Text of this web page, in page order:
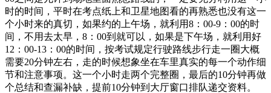
时的时间，平时在考点纸上和卫星地图看的再熟悉也没有这一
个小时来的真切，如果约的上午场，就利用8：00-9：00的时
间，不用去太早，8：00到就可以，如果是下午场，就利用好
12：00-13：00的时间，按考试规定行驶路线步行走一圈大概
需要20分钟左右，走的时候想象坐在车里真实的每一个动作细
节和注意事项。这一个小时走两个完整圈，最后的10分钟再做
个总结和查漏补缺，提前10分钟到大厅窗口排队递交资料。